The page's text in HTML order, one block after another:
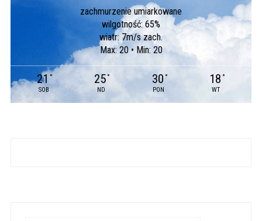
zachmurzenie umiarkowane
wilgotność: 65%
wiatr: 7m/s zach.
Max: 20 • Min: 20
21 °
SOB
25 °
ND
30 °
PON
18 °
WT